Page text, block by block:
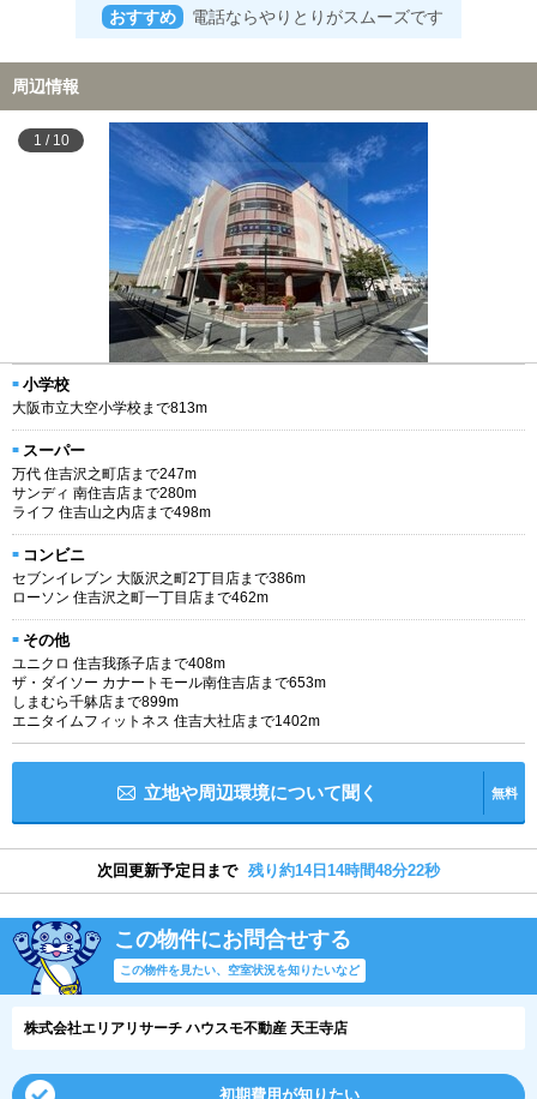
おすすめ 電話ならやりとりがスムーズです
周辺情報
1 / 10
小学校
大阪市立大空小学校まで813m
スーパー
万代 住吉沢之町店まで247m
サンディ 南住吉店まで280m
ライフ 住吉山之内店まで498m
コンビニ
セブンイレブン 大阪沢之町2丁目店まで386m
ローソン 住吉沢之町一丁目店まで462m
その他
ユニクロ 住吉我孫子店まで408m
ザ・ダイソー カナートモール南住吉店まで653m
しまむら千躰店まで899m
エニタイムフィットネス 住吉大社店まで1402m
立地や周辺環境について聞く 無料
次回更新予定日まで 残り約14日14時間48分21秒
この物件にお問合せする
この物件を見たい、空室状況を知りたいなど
株式会社エリアリサーチ ハウスモ不動産 天王寺店
初期費用が知りたい